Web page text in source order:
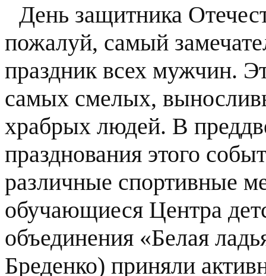
День защитника
пожалуй, самый
праздник всех мужчин.
самых смелых,
храбрых людей. В
празднования этого
различные спортивные
обучающиеся Центра
объединения «Белая
Бреденко) приняли